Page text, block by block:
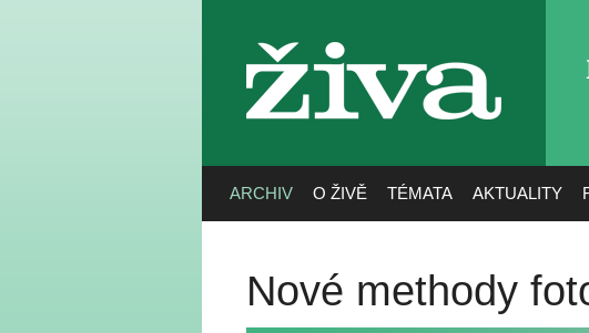
živa
ARCHIV O ŽIVĚ TÉMATA AKTUALITY
Nové methody